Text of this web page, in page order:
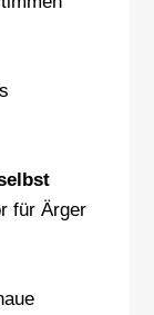
für Ärger